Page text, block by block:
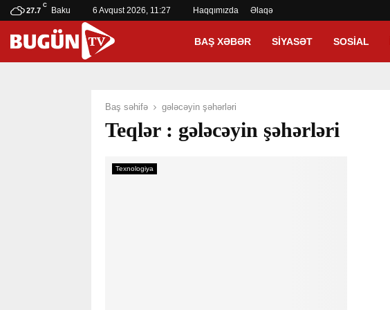
27.7
C
Baku 6 Avqust 2026, 11:27 Haqqımızda Əlaqə
BAŞ XƏBƏR SIYASƏT SOSIAL
Baş səhifə gələcəyin şəhərləri
Teqlər : gələcəyin şəhərləri
Texnologiya